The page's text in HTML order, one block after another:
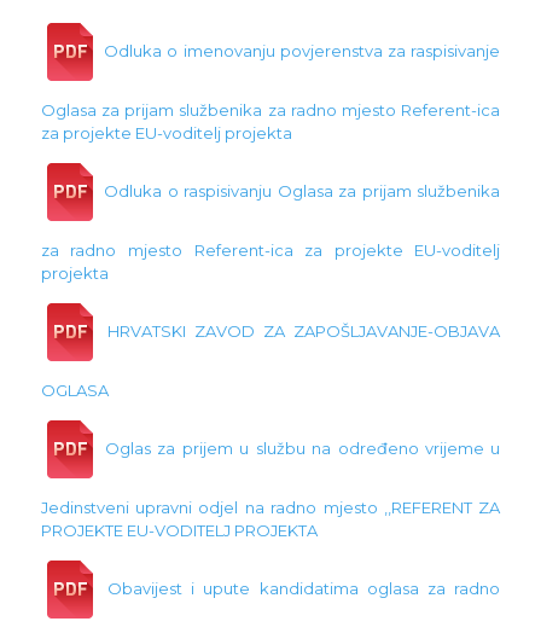
Odluka o imenovanju povjerenstva za raspisivanje
Oglasa za prijam službenika za radno mjesto Referent-ica
za projekte EU-voditelj projekta
Odluka o raspisivanju Oglasa za prijam službenika
za radno mjesto Referent-ica za projekte EU-voditelj
projekta
HRVATSKI ZAVOD ZA ZAPOŠLJAVANJE-OBJAVA
OGLASA
Oglas za prijem u službu na određeno vrijeme u
Jedinstveni upravni odjel na radno mjesto ,,REFERENT ZA
PROJEKTE EU-VODITELJ PROJEKTA
Obavijest i upute kandidatima oglasa za radno